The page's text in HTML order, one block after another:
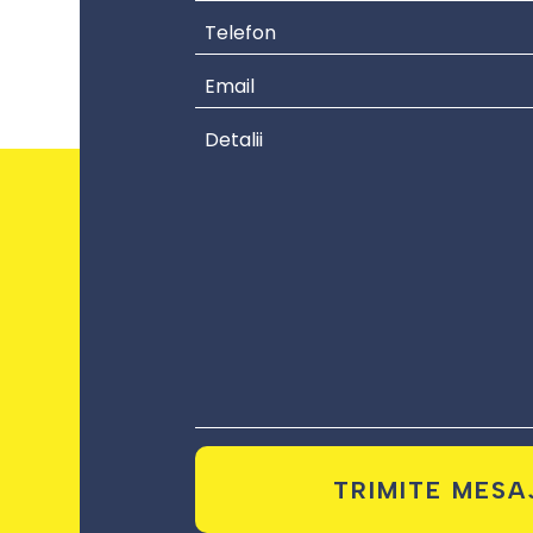
TRIMITE